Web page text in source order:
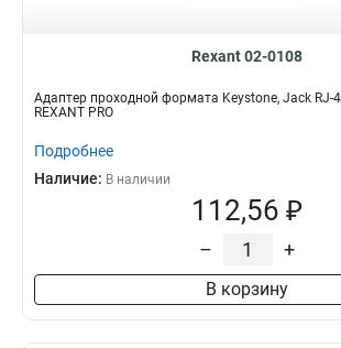
Rexant 02-0108
Адаптер проходной формата Keystone, Jack RJ-
REXANT PRO
Подробнее
Наличие: В наличии
112,56 ₽
– +
В корзину